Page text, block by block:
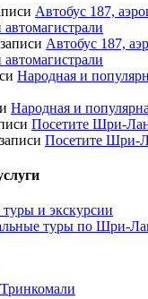
Автобус 187,
автомагистрали
Автобус 187,
автомагистрали
Народная и
Народная и
Посетите Шри-
Посетите Шри-
и экскурсии
туры по Шри-